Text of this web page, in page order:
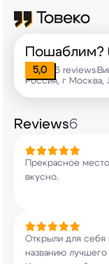
Пошаблим?
5,0 6 reviews•
Россия, г Москва,
Reviews6
Прекрасное
вкусно.
Открыли для
названию лучшего